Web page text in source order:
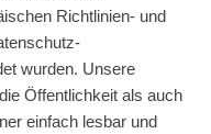
Richtlinien- und
wurden. Unsere
Öffentlichkeit als auch
einfach lesbar und